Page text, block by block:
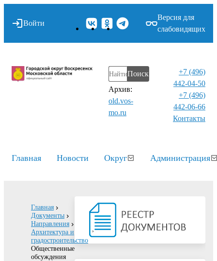
Войти
Версия для
слабовидящих
Поиск
Архив:
old.vos-
mo.ru
+7 (496)
442-04-50
+7 (496)
442-06-66
Контакты⁠
Главная Новости Округ Администрация
Главная
Документы
Направления
Архитектура и
градостроительство
Общественные
обсуждения